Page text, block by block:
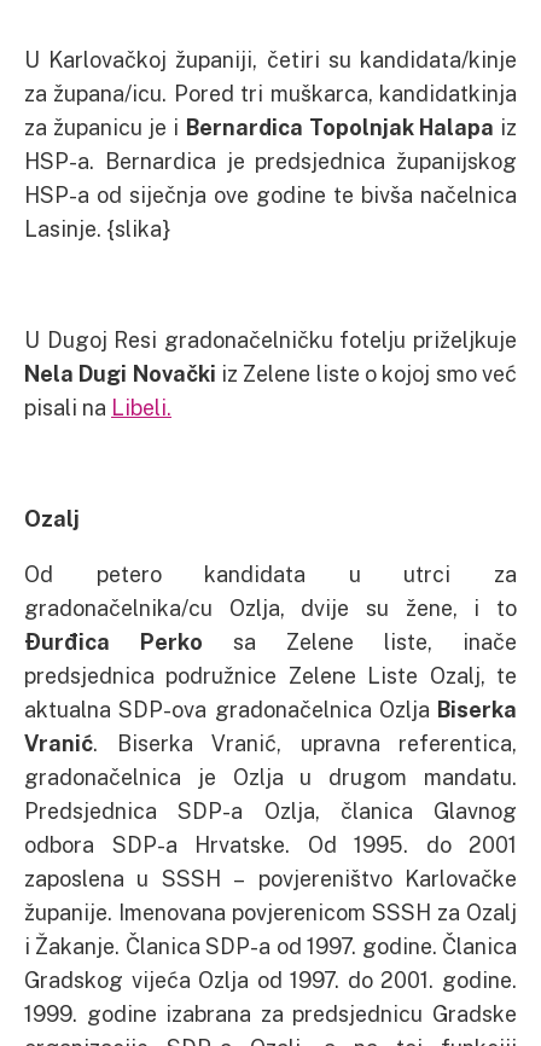
U Karlovačkoj županiji, četiri su kandidata/kinje
za župana/icu. Pored tri muškarca, kandidatkinja
za županicu je i Bernardica Topolnjak Halapa iz
HSP-a. Bernardica je predsjednica županijskog
HSP-a od siječnja ove godine te bivša načelnica
Lasinje. {slika}
U Dugoj Resi gradonačelničku fotelju priželjkuje
Nela Dugi Novački iz Zelene liste o kojoj smo već
pisali na Libeli.
Ozalj
Od petero kandidata u utrci za
gradonačelnika/cu Ozlja, dvije su žene, i to
Đurđica Perko sa Zelene liste, inače
predsjednica podružnice Zelene Liste Ozalj, te
aktualna SDP-ova gradonačelnica Ozlja Biserka
Vranić. Biserka Vranić, upravna referentica,
gradonačelnica je Ozlja u drugom mandatu.
Predsjednica SDP-a Ozlja, članica Glavnog
odbora SDP-a Hrvatske. Od 1995. do 2001
zaposlena u SSSH – povjereništvo Karlovačke
županije. Imenovana povjerenicom SSSH za Ozalj
i Žakanje. Članica SDP-a od 1997. godine. Članica
Gradskog vijeća Ozlja od 1997. do 2001. godine.
1999. godine izabrana za predsjednicu Gradske